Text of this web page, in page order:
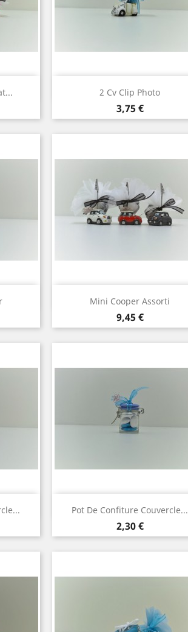
2 Cv Clip Photo
Prix
3,75 €
Aperçu rapide
Mini Cooper Assorti
Prix
9,45 €
Aperçu rapide
Pot De Confiture Couvercle...
Prix
2,30 €
Aperçu rapide